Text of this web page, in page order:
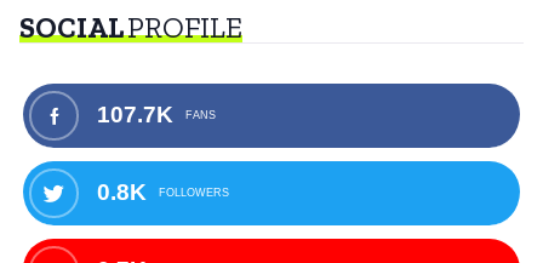
SOCIALPROFILE
107.7K FANS
0.8K FOLLOWERS